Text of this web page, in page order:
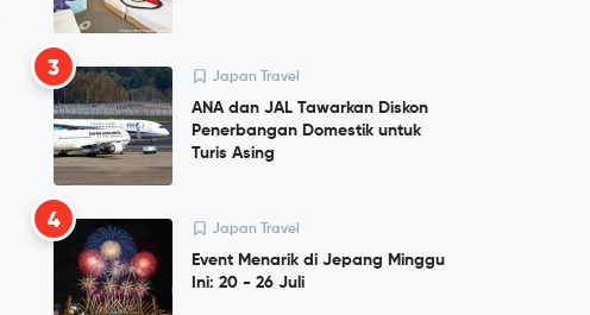
3 Japan Travel
ANA dan JAL Tawarkan Diskon
Penerbangan Domestik untuk
Turis Asing
4 Japan Travel
Event Menarik di Jepang Minggu
Ini: 20 - 26 Juli